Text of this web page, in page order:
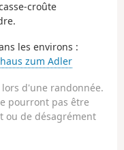
croûte
les environs :
zum Adler
d'une randonnée.
pourront pas être
ou de désagrément